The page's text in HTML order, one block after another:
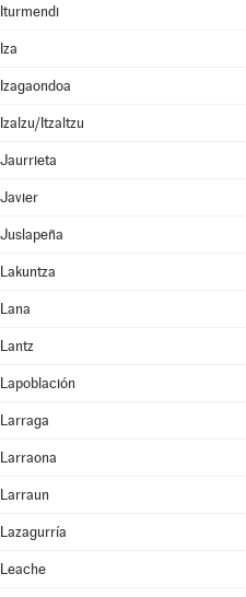
Iturmendi
Iza
Izagaondoa
Izalzu/Itzaltzu
Jaurrieta
Javier
Juslapeña
Lakuntza
Lana
Lantz
Lapoblación
Larraga
Larraona
Larraun
Lazagurría
Leache